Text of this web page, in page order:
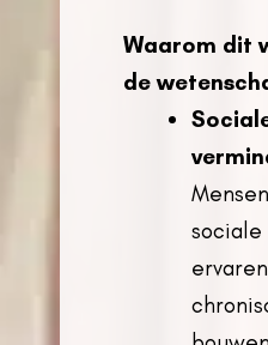
Waarom dit
de